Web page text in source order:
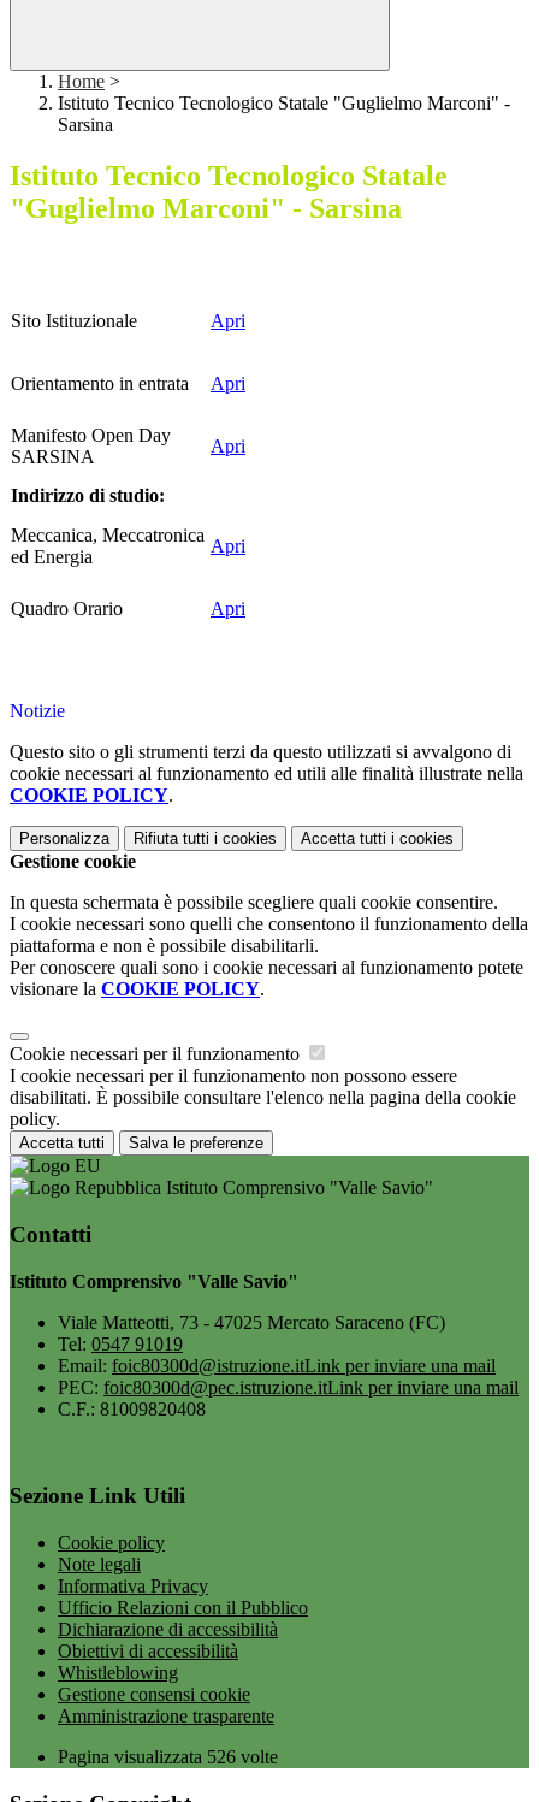
Home >
Istituto Tecnico Tecnologico Statale "Guglielmo Marconi" -
Sarsina
Istituto Tecnico Tecnologico Statale
"Guglielmo Marconi" - Sarsina
Sito Istituzionale Apri
Orientamento in entrata Apri
Manifesto Open Day
SARSINA
Apri
Indirizzo di studio:
Meccanica, Meccatronica
ed Energia
Apri
Quadro Orario Apri
Notizie
Questo sito o gli strumenti terzi da questo utilizzati si avvalgono di
cookie necessari al funzionamento ed utili alle finalità illustrate nella
COOKIE POLICY.
Personalizza Rifiuta tutti i cookies Accetta tutti i cookies
Gestione cookie
In questa schermata è possibile scegliere quali cookie consentire.
I cookie necessari sono quelli che consentono il funzionamento della
piattaforma e non è possibile disabilitarli.
Per conoscere quali sono i cookie necessari al funzionamento potete
visionare la COOKIE POLICY.
Cookie necessari per il funzionamento
I cookie necessari per il funzionamento non possono essere
disabilitati. È possibile consultare l'elenco nella pagina della cookie
policy.
Accetta tutti Salva le preferenze
Istituto Comprensivo "Valle Savio"
Contatti
Istituto Comprensivo "Valle Savio"
Viale Matteotti, 73 - 47025 Mercato Saraceno (FC)
Tel: 0547 91019
Email: foic80300d@istruzione.itLink per inviare una mail
PEC: foic80300d@pec.istruzione.itLink per inviare una mail
C.F.: 81009820408
Sezione Link Utili
Cookie policy
Note legali
Informativa Privacy
Ufficio Relazioni con il Pubblico
Dichiarazione di accessibilità
Obiettivi di accessibilità
Whistleblowing
Gestione consensi cookie
Amministrazione trasparente
Pagina visualizzata 526 volte